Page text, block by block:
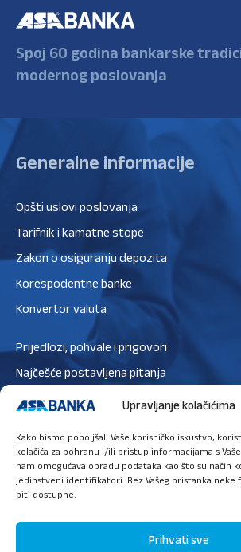
Upravljanje kolačićima
Kako bismo poboljšali Vaše korisničko iskustvo,
kolačića za pohranu i/ili pristup informacijama s
nam omogućava obradu podataka kao što su način
jedinstveni identifikatori. Bez Vašeg pristanka neke
biti dostupne.
Prihvati sve
Spoj 60 godina bankarske
modernog poslovanja
Generalne informacije
Opšti uslovi poslovanja
Tarifnik i kamatne stope
Zakon o osiguranju depozita
Korespodentne banke
Konvertor valuta
Prijedlozi, pohvale i prigovori
Najčešće postavljena pitanja
Zaštita podataka
Politika kolačića